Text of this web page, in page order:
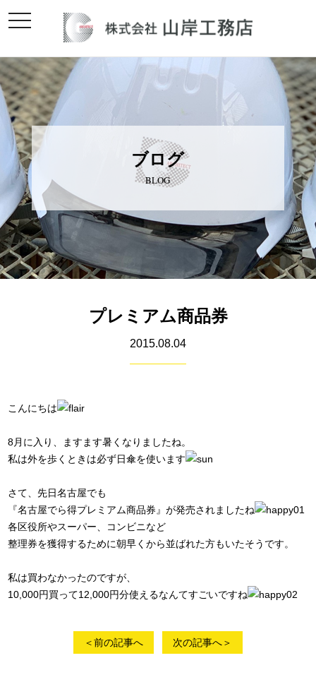
toggle
navigation
ブログ
BLOG
プレミアム商品券
2015.08.04
こんにちは
8月に入り、ますます暑くなりましたね。
私は外を歩くときは必ず日傘を使います
さて、先日名古屋でも
『名古屋でら得プレミアム商品券』が発売されましたね
各区役所やスーパー、コンビニなど
整理券を獲得するために朝早くから並ばれた方もいたそうです。
私は買わなかったのですが、
10,000円買って12,000円分使えるなんてすごいですね
＜前の記事へ 次の記事へ＞